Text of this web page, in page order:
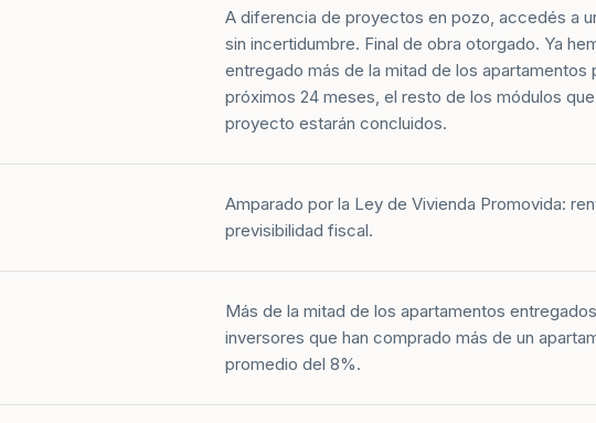
A diferencia de proyectos en pozo, accedés a
sin incertidumbre. Final de obra otorgado. Ya
entregado más de la mitad de los apartamentos
próximos 24 meses, el resto de los módulos
proyecto estarán concluidos.
Amparado por la Ley de Vivienda Promovida:
previsibilidad fiscal.
Más de la mitad de los apartamentos
inversores que han comprado más de un
promedio del 8%.